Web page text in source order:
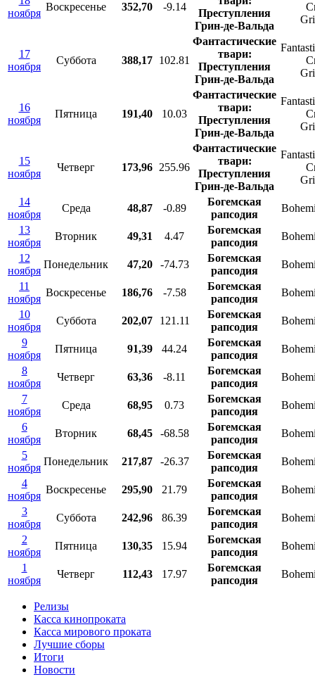
ноября
Воскресенье 352,70 -9.14
Преступления
Грин-де-Вальда
17
ноября
Суббота 388,17 102.81
Фантастические
твари:
Преступления
Грин-де-Вальда
16
ноября
Пятница 191,40 10.03
Фантастические
твари:
Преступления
Грин-де-Вальда
15
ноября
Четверг 173,96 255.96
Фантастические
твари:
Преступления
Грин-де-Вальда
14
ноября
Среда 48,87 -0.89
Богемская
рапсодия
13
ноября
Вторник 49,31 4.47
Богемская
рапсодия
12
ноября
Понедельник 47,20 -74.73
Богемская
рапсодия
11
ноября
Воскресенье 186,76 -7.58
Богемская
рапсодия
10
ноября
Суббота 202,07 121.11
Богемская
рапсодия
9
ноября
Пятница 91,39 44.24
Богемская
рапсодия
8
ноября
Четверг 63,36 -8.11
Богемская
рапсодия
7
ноября
Среда 68,95 0.73
Богемская
рапсодия
6
ноября
Вторник 68,45 -68.58
Богемская
рапсодия
5
ноября
Понедельник 217,87 -26.37
Богемская
рапсодия
4
ноября
Воскресенье 295,90 21.79
Богемская
рапсодия
3
ноября
Суббота 242,96 86.39
Богемская
рапсодия
2
ноября
Пятница 130,35 15.94
Богемская
рапсодия
1
ноября
Четверг 112,43 17.97
Богемская
рапсодия
Релизы
Касса кинопроката
Касса мирового проката
Лучшие сборы
Итоги
Новости